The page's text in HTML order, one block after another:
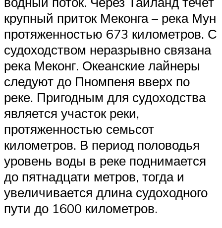
крупный приток Меконга – река Мун
протяженностью 673 километров. С
судоходством неразрывно связана
река Меконг. Океанские лайнеры
следуют до Пномпеня вверх по
реке. Пригодным для судоходства
является участок реки,
протяженностью семьсот
километров. В период половодья
уровень воды в реке поднимается
до пятнадцати метров, тогда и
увеличивается длина судоходного
пути до 1600 километров.